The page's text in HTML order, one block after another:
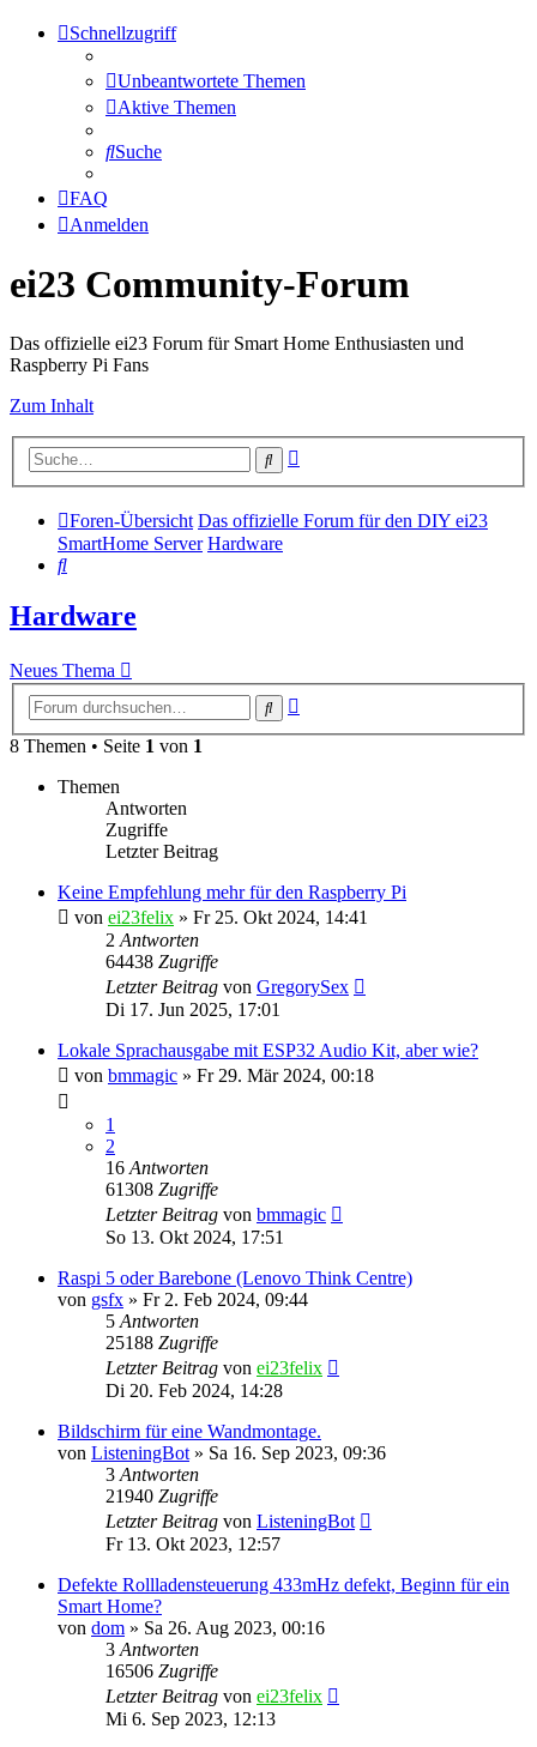
Schnellzugriff
Unbeantwortete Themen
Aktive Themen
Suche
FAQ
Anmelden
ei23 Community-Forum
Das offizielle ei23 Forum für Smart Home Enthusiasten und
Raspberry Pi Fans
Zum Inhalt
Suche
Foren-Übersicht Das offizielle Forum für den DIY ei23
SmartHome Server Hardware
Suche
Hardware
Neues Thema
Suche
8 Themen • Seite 1 von 1
Themen
Antworten
Zugriffe
Letzter Beitrag
Keine Empfehlung mehr für den Raspberry Pi
von ei23felix » Fr 25. Okt 2024, 14:41
2 Antworten
64438 Zugriffe
Letzter Beitrag von GregorySex
Di 17. Jun 2025, 17:01
Lokale Sprachausgabe mit ESP32 Audio Kit, aber wie?
von bmmagic » Fr 29. Mär 2024, 00:18
1
2
16 Antworten
61308 Zugriffe
Letzter Beitrag von bmmagic
So 13. Okt 2024, 17:51
Raspi 5 oder Barebone (Lenovo Think Centre)
von gsfx » Fr 2. Feb 2024, 09:44
5 Antworten
25188 Zugriffe
Letzter Beitrag von ei23felix
Di 20. Feb 2024, 14:28
Bildschirm für eine Wandmontage.
von ListeningBot » Sa 16. Sep 2023, 09:36
3 Antworten
21940 Zugriffe
Letzter Beitrag von ListeningBot
Fr 13. Okt 2023, 12:57
Defekte Rollladensteuerung 433mHz defekt, Beginn für ein
Smart Home?
von dom » Sa 26. Aug 2023, 00:16
3 Antworten
16506 Zugriffe
Letzter Beitrag von ei23felix
Mi 6. Sep 2023, 12:13